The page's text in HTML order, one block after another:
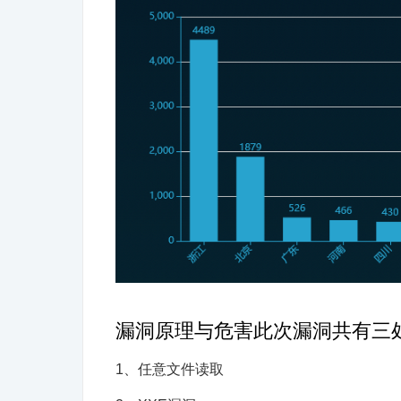
漏洞原理与危害此次漏洞共有三
1、任意文件读取